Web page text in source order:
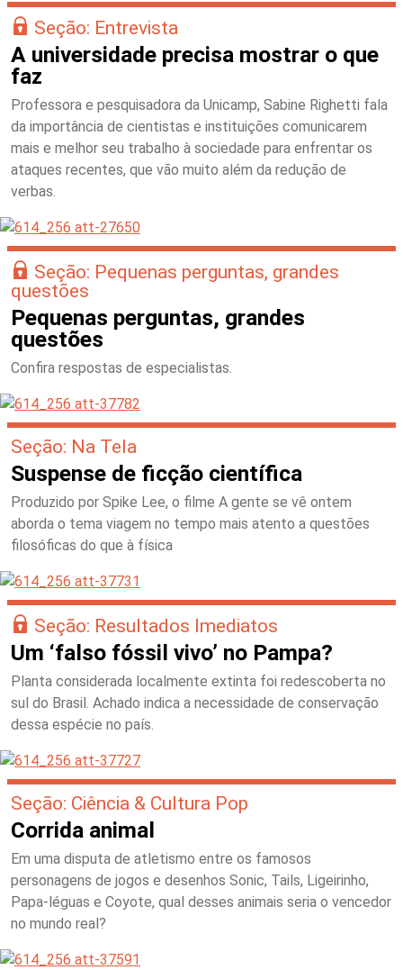
Seção: Entrevista
A universidade precisa mostrar o que
faz
Professora e pesquisadora da Unicamp, Sabine Righetti fala
da importância de cientistas e instituições comunicarem
mais e melhor seu trabalho à sociedade para enfrentar os
ataques recentes, que vão muito além da redução de
verbas.
Seção: Pequenas perguntas, grandes
questões
Pequenas perguntas, grandes
questões
Confira respostas de especialistas.
Seção: Na Tela
Suspense de ficção científica
Produzido por Spike Lee, o filme A gente se vê ontem
aborda o tema viagem no tempo mais atento a questões
filosóficas do que à física
Seção: Resultados Imediatos
Um ‘falso fóssil vivo’ no Pampa?
Planta considerada localmente extinta foi redescoberta no
sul do Brasil. Achado indica a necessidade de conservação
dessa espécie no país.
Seção: Ciência & Cultura Pop
Corrida animal
Em uma disputa de atletismo entre os famosos
personagens de jogos e desenhos Sonic, Tails, Ligeirinho,
Papa-léguas e Coyote, qual desses animais seria o vencedor
no mundo real?